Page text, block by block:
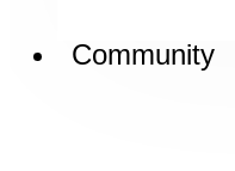
Community